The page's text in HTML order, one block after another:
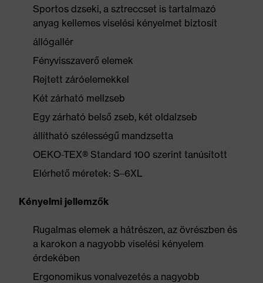
Sportos dzseki, a sztreccset is tartalmazó
anyag kellemes viselési kényelmet biztosít
állógallér
Fényvisszaverő elemek
Rejtett záróelemekkel
Két zárható mellzseb
Egy zárható belső zseb, két oldalzseb
állítható szélességű mandzsetta
OEKO-TEX® Standard 100 szerint tanúsított
Elérhető méretek: S–6XL
Kényelmi jellemzők
Rugalmas elemek a hátrészen, az övrészben és
a karokon a nagyobb viselési kényelem
érdekében
Ergonomikus vonalvezetés a nagyobb